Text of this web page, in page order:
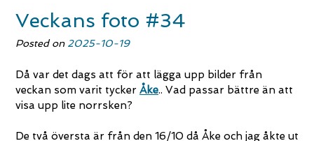
Veckans foto #34
Posted on 2025-10-19
Då var det dags att för att lägga upp bilder från
veckan som varit tycker Åke.. Vad passar bättre än att
visa upp lite norrsken?
De två översta är från den 16/10 då Åke och jag åkte ut